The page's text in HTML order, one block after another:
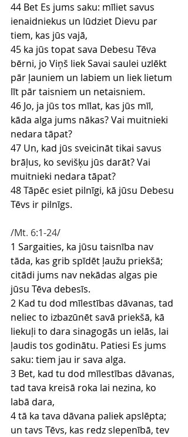
44 Bet Es jums saku: mīliet savus
ienaidniekus un lūdziet Dievu par
tiem, kas jūs vajā,
45 ka jūs topat sava Debesu Tēva
bērni, jo Viņš liek Savai saulei uzlēkt
pār ļauniem un labiem un liek lietum
līt pār taisniem un netaisniem.
46 Jo, ja jūs tos mīlat, kas jūs mīl,
kāda alga jums nākas? Vai muitnieki
nedara tāpat?
47 Un, kad jūs sveicināt tikai savus
brāļus, ko sevišķu jūs darāt? Vai
muitnieki nedara tāpat?
48 Tāpēc esiet pilnīgi, kā jūsu Debesu
Tēvs ir pilnīgs.
/Mt. 6:1-24/
1 Sargaities, ka jūsu taisnība nav
tāda, kas grib spīdēt ļaužu priekšā;
citādi jums nav nekādas algas pie
jūsu Tēva debesīs.
2 Kad tu dod mīlestības dāvanas, tad
neliec to izbazūnēt savā priekšā, kā
liekuļi to dara sinagogās un ielās, lai
ļaudis tos godinātu. Patiesi Es jums
saku: tiem jau ir sava alga.
3 Bet, kad tu dod mīlestības dāvanas,
tad tava kreisā roka lai nezina, ko
labā dara,
4 tā ka tava dāvana paliek apslēpta;
un tavs Tēvs, kas redz slepenībā, tev